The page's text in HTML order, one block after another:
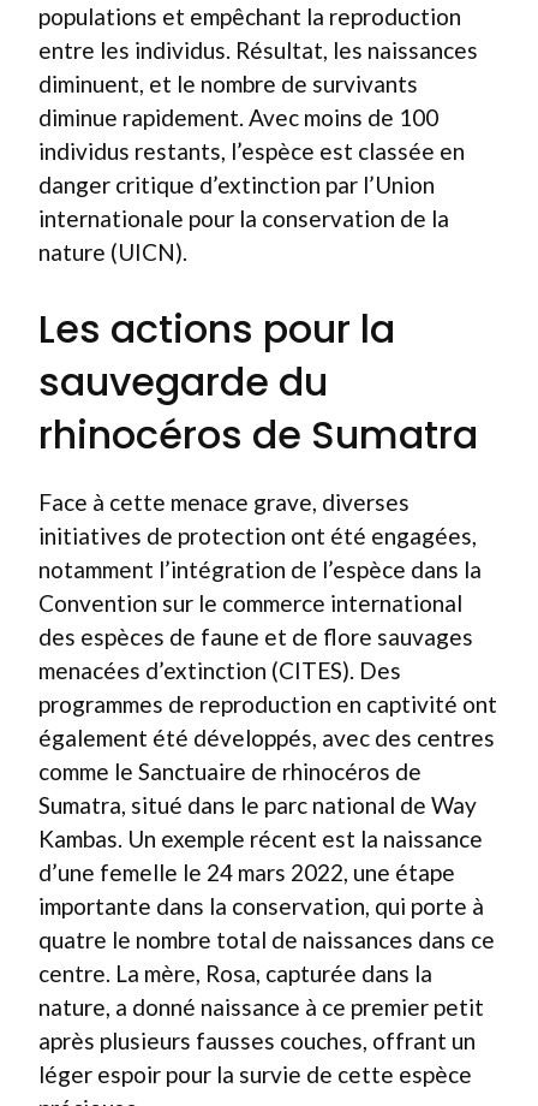
populations et empêchant la reproduction
entre les individus. Résultat, les naissances
diminuent, et le nombre de survivants
diminue rapidement. Avec moins de 100
individus restants, l’espèce est classée en
danger critique d’extinction par l’Union
internationale pour la conservation de la
nature (UICN).
Les actions pour la
sauvegarde du
rhinocéros de Sumatra
Face à cette menace grave, diverses
initiatives de protection ont été engagées,
notamment l’intégration de l’espèce dans la
Convention sur le commerce international
des espèces de faune et de flore sauvages
menacées d’extinction (CITES). Des
programmes de reproduction en captivité ont
également été développés, avec des centres
comme le Sanctuaire de rhinocéros de
Sumatra, situé dans le parc national de Way
Kambas. Un exemple récent est la naissance
d’une femelle le 24 mars 2022, une étape
importante dans la conservation, qui porte à
quatre le nombre total de naissances dans ce
centre. La mère, Rosa, capturée dans la
nature, a donné naissance à ce premier petit
après plusieurs fausses couches, offrant un
léger espoir pour la survie de cette espèce